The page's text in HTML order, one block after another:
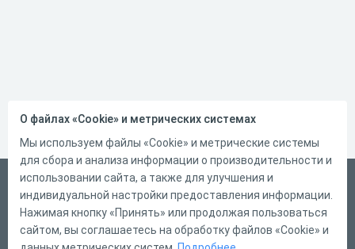
Русский
Справка
Форма обратной связи
О файлах «Cookie» и метрических системах
Мы используем файлы «Cookie» и метрические системы
для сбора и анализа информации о производительности и
использовании сайта, а также для улучшения и
индивидуальной настройки предоставления информации.
Нажимая кнопку «Принять» или продолжая пользоваться
сайтом, вы соглашаетесь на обработку файлов «Cookie» и